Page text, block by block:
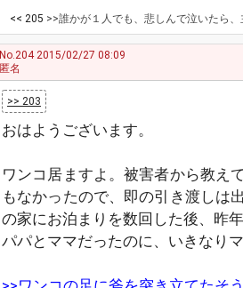
<< 205 >>誰かが１人でも、悲しんで泣いたら、主さんは救われるのかな。 悲しんで泣いたらでは無く、罪悪感を与える事が出来たら、救われます。 私は本当にバカでした。暴力をふるう前に弁護士に相談に行っていれば、民事で戦えばよかった。 こ
No.2042015/02/27 08:09
匿名
>> 203
おはようございます。
ワンコ居ますよ。被害者から教え
もなかったので、即の引き渡しは
の家にお泊まりを数回した後、昨
パパとママだったのに、いきなり